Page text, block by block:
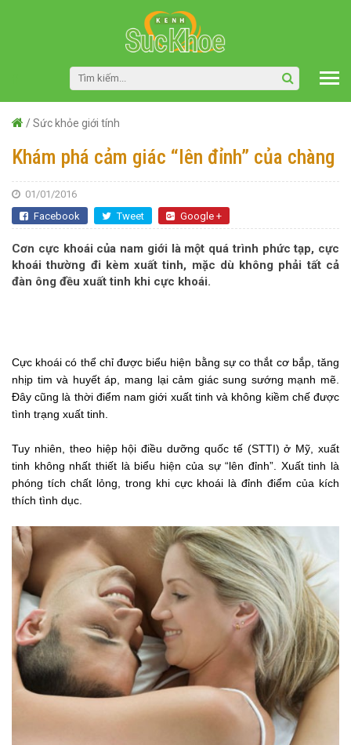
/Sức khỏe giới tính
Khám phá cảm giác “lên đỉnh” của chàng
01/01/2016
Facebook
Tweet Google +
Cơn cực khoái của nam giới là một quá trình phức tạp, cực
khoái thường đi kèm xuất tinh, mặc dù không phải tất cả
đàn ông đều xuất tinh khi cực khoái.
Cực khoái có thể chỉ được biểu hiện bằng sự co thắt cơ bắp, tăng
nhịp tim và huyết áp, mang lại cảm giác sung sướng mạnh mẽ.
Đây cũng là thời điểm nam giới xuất tinh và không kiềm chế được
tình trạng xuất tinh.
Tuy nhiên, theo hiệp hội điều dưỡng quốc tế (STTI) ở Mỹ, xuất
tinh không nhất thiết là biểu hiện của sự “lên đỉnh”. Xuất tinh là
phóng tích chất lỏng, trong khi cực khoái là đỉnh điểm của kích
thích tình dục.